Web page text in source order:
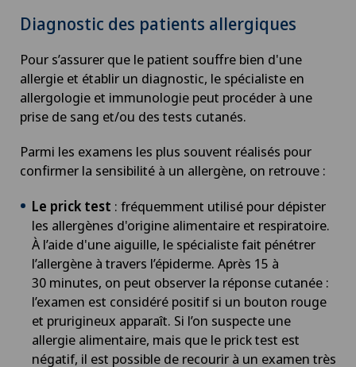
Chirurgie du pancréas
Chirurgie du pied/de la cheville
Chirurgie gastrique
Chirurgie générale
Chirurgie hépatobiliaire (chirurgie du foie)
Chirurgie mini-invasive
Chirurgie oncologique
Chirurgie ophtalmique
Diagnostic des patients allergiques
Pour s’assurer que le patient souffre bien d'une
allergie et établir un diagnostic, le spécialiste en
allergologie et immunologie peut procéder à une
prise de sang et/ou des tests cutanés.
Parmi les examens les plus souvent réalisés pour
confirmer la sensibilité à un allergène, on retrouve :
Le prick test : fréquemment utilisé pour dépister
les allergènes d'origine alimentaire et respiratoire.
À l’aide d'une aiguille, le spécialiste fait pénétrer
l’allergène à travers l’épiderme. Après 15 à
30 minutes, on peut observer la réponse cutanée :
l’examen est considéré positif si un bouton rouge
et prurigineux apparaît. Si l’on suspecte une
allergie alimentaire, mais que le prick test est
négatif, il est possible de recourir à un examen très